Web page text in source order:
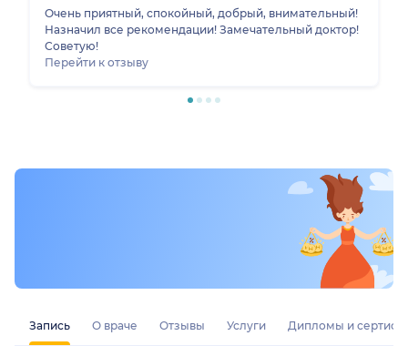
Запись О враче Отзывы Услуги Дипломы и
лечиться дальше. Спасибо большое!
Очень приятный, спокойный, добрый, внимательный!
Назначил все рекомендации! Замечательный доктор!
Советую!
Перейти к отзыву